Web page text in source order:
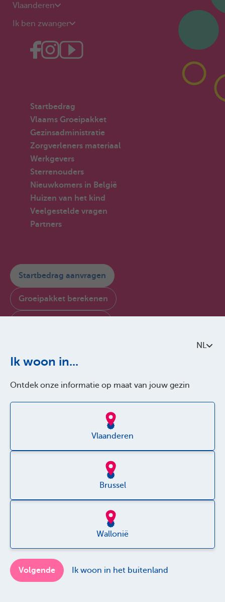
NL
Ik woon in...
Ontdek onze informatie op maat van jouw gezin
Vlaanderen
Brussel
Wallonië
Volgende Ik woon in het buitenland
Vlaanderen
Ik ben zwanger
Startbedrag
Vlaams Groeipakket
Gezinsadministratie
Zorgverleners materiaal
Werkgevers
Sterrenouders
Nieuwkomers in België
Huizen van het kind
Veelgestelde vragen
Partners
Startbedrag aanvragen
Groeipakket berekenen
Contacteer ons
Over Parentia
Privacy policy